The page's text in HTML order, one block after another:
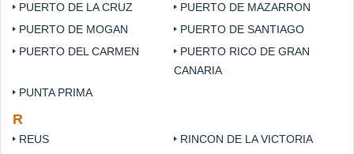
PUERTO DE LA CRUZ
PUERTO DE MAZARRON
PUERTO DE MOGAN
PUERTO DE SANTIAGO
PUERTO DEL CARMEN
PUERTO RICO DE GRAN
CANARIA
PUNTA PRIMA
R
REUS
RINCON DE LA VICTORIA